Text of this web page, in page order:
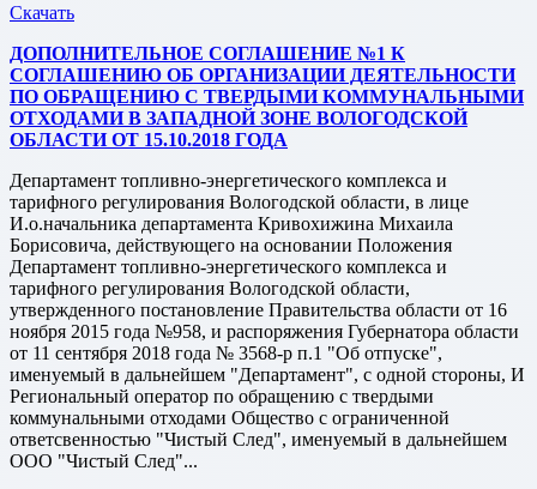
Скачать
ДОПОЛНИТЕЛЬНОЕ СОГЛАШЕНИЕ №1 К
СОГЛАШЕНИЮ ОБ ОРГАНИЗАЦИИ ДЕЯТЕЛЬНОСТИ
ПО ОБРАЩЕНИЮ С ТВЕРДЫМИ КОММУНАЛЬНЫМИ
ОТХОДАМИ В ЗАПАДНОЙ ЗОНЕ ВОЛОГОДСКОЙ
ОБЛАСТИ ОТ 15.10.2018 ГОДА
Департамент топливно-энергетического комплекса и
тарифного регулирования Вологодской области, в лице
И.о.начальника департамента Кривохижина Михаила
Борисовича, действующего на основании Положения
Департамент топливно-энергетического комплекса и
тарифного регулирования Вологодской области,
утвержденного постановление Правительства области от 16
ноября 2015 года №958, и распоряжения Губернатора области
от 11 сентября 2018 года № 3568-р п.1 "Об отпуске",
именуемый в дальнейшем "Департамент", с одной стороны, И
Региональный оператор по обращению с твердыми
коммунальными отходами Общество с ограниченной
ответсвенностью "Чистый След", именуемый в дальнейшем
ООО "Чистый След"...